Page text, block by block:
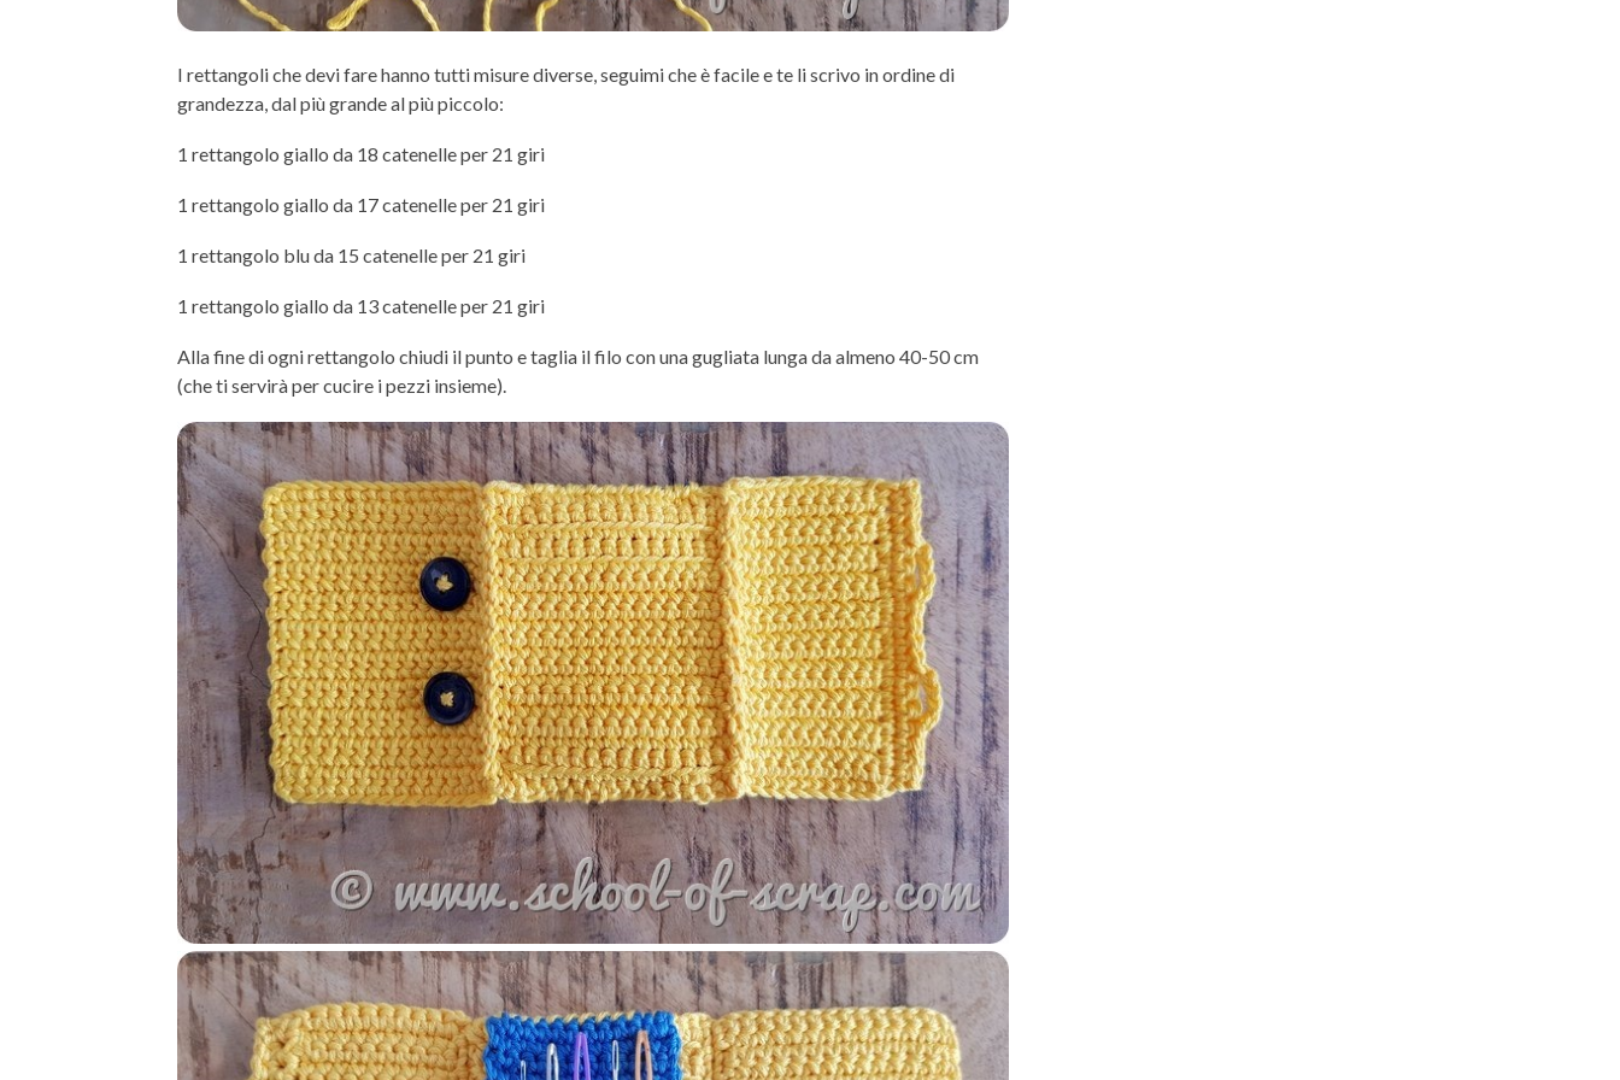
I rettangoli che devi fare hanno tutti misure diverse, seguimi che è facile e te li scrivo in ordine di
grandezza, dal più grande al più piccolo:
1 rettangolo giallo da 18 catenelle per 21 giri
1 rettangolo giallo da 17 catenelle per 21 giri
1 rettangolo blu da 15 catenelle per 21 giri
1 rettangolo giallo da 13 catenelle per 21 giri
Alla fine di ogni rettangolo chiudi il punto e taglia il filo con una gugliata lunga da almeno 40-50 cm
(che ti servirà per cucire i pezzi insieme).